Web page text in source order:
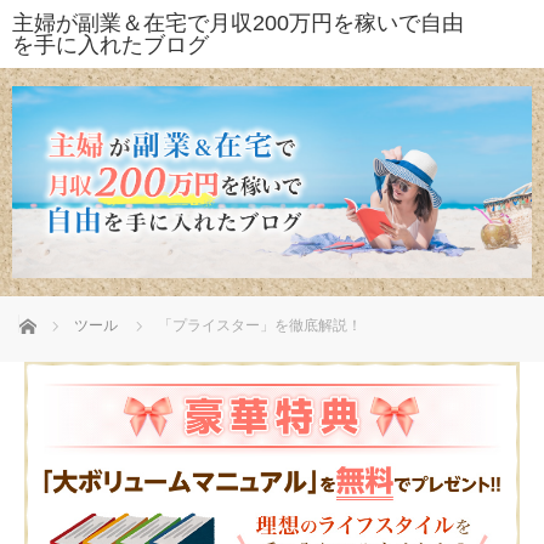
ホーム ツール 「プライスター」を徹底解説！